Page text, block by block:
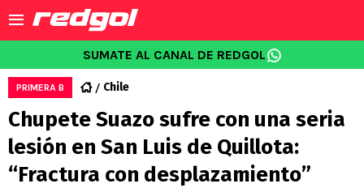
SUMATE AL CANAL DE REDGOL
PRIMERA B Chile
Chupete Suazo sufre con una seria
lesión en San Luis de Quillota:
“Fractura con desplazamiento”